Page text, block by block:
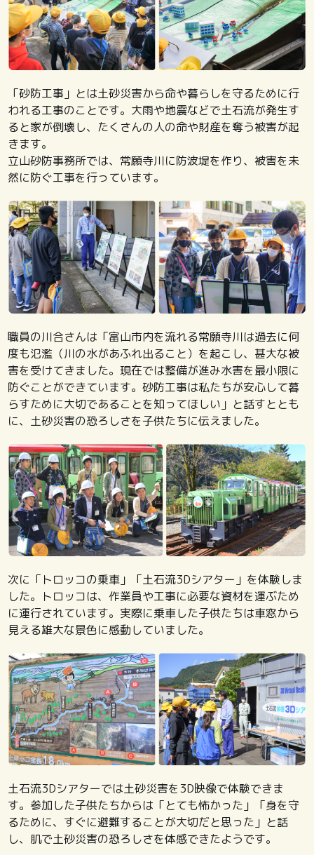
「砂防工事」とは土砂災害から命や暮らしを守るために行
われる工事のことです。大雨や地震などで土石流が発生す
ると家が倒壊し、たくさんの人の命や財産を奪う被害が起
きます。
立山砂防事務所では、常願寺川に防波堤を作り、被害を未
然に防ぐ工事を行っています。
職員の川合さんは「富山市内を流れる常願寺川は過去に何
度も氾濫（川の水があふれ出ること）を起こし、甚大な被
害を受けてきました。現在では整備が進み水害を最小限に
防ぐことができています。砂防工事は私たちが安心して暮
らすために大切であることを知ってほしい」と話すととも
に、土砂災害の恐ろしさを子供たちに伝えました。
次に「トロッコの乗車」「土石流3Dシアター」を体験しま
した。トロッコは、作業員や工事に必要な資材を運ぶため
に運行されています。実際に乗車した子供たちは車窓から
見える雄大な景色に感動していました。
土石流3Dシアターでは土砂災害を3D映像で体験できま
す。参加した子供たちからは「とても怖かった」「身を守
るために、すぐに避難することが大切だと思った」と話
し、肌で土砂災害の恐ろしさを体感できたようです。